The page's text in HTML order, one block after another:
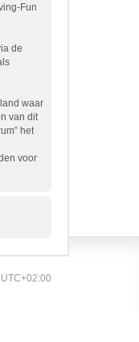
Fun
de
waar
van dit
het
voor
UTC+02:00